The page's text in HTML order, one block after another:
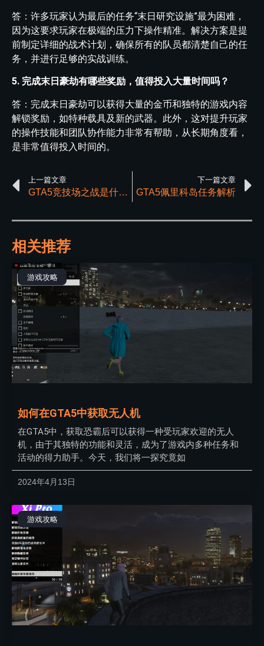
答：许多玩家认为最后的任务“末日研究设施”最为困难，
因为这要求玩家在极端的压力下操作精准。解决方案是提
前制定详细的战术计划，确保所有的队员都清楚自己的任
务，并进行足够的实战训练。
5. 完成末日豪劫有哪些奖励，值得投入大量时间吗？
答：完成末日豪劫可以获得大量的金币和独特的游戏内容
解锁奖励，如特种载具及新的武器。此外，这对提升玩家
的操作技能和团队协作能力非常有帮助，从长期角度看，
是非常值得投入时间的。
上一篇文章
GTA5竞技场之战是什么模式
下一篇文章
GTA5佩里科岛任务解析
相关推荐
游戏攻略
如何在GTA5中获取无人机
在GTA5中，获取恐霸后可以获得一种受玩家欢迎的无人
机，由于其独特的功能和灵活，成为了游戏内多种任务和
活动的得力助手。今天，我们将一探究竟如
2024年4月13日
游戏攻略